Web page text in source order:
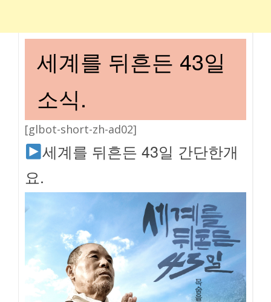
세계를 뒤흔든 43일
소식.
[glbot-short-zh-ad02]
세계를 뒤흔든 43일 간단한개
요.